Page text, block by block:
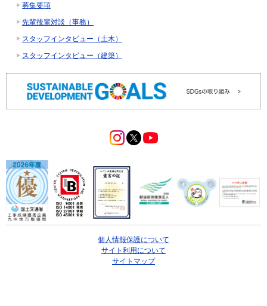
募集要項
先輩後輩対談（事務）
スタッフインタビュー（土木）
スタッフインタビュー（建築）
個人情報保護について
サイト利用について
サイトマップ